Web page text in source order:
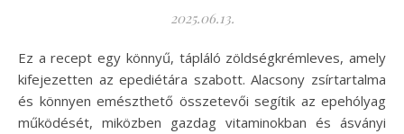
2025.06.13.
Ez a recept egy könnyű, tápláló zöldségkrémleves, amely
kifejezetten az epediétára szabott. Alacsony zsírtartalma
és könnyen emészthető összetevői segítik az epehólyag
működését, miközben gazdag vitaminokban és ásványi